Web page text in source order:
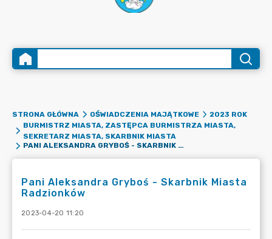
STRONA GŁÓWNA OŚWIADCZENIA MAJĄTKOWE
2023 ROK
BURMISTRZ MIASTA, ZASTĘPCA BURMISTRZA MIASTA,
SEKRETARZ MIASTA, SKARBNIK MIASTA
PANI ALEKSANDRA GRYBOŚ - SKARBNIK MIASTA RADZIONKÓW
Pani Aleksandra Gryboś - Skarbnik Miasta
Radzionków
2023-04-20 11:20